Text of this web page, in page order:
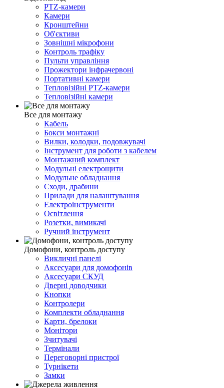
PTZ-камери
Камери
Кронштейни
Об'єктиви
Зовнішні мікрофони
Контроль трафіку
Пульти управління
Прожектори інфрачервоні
Портативні камери
Тепловізійні PTZ-камери
Тепловізійні камери
Все для монтажу
Кабель
Бокси монтажні
Вилки, колодки, подовжувачі
Інструмент для роботи з кабелем
Монтажний комплект
Модульні електрощити
Модульне обладнання
Сходи, драбини
Прилади для налаштування
Електроінструменти
Освітлення
Розетки, вимикачі
Ручний інструмент
Домофони, контроль доступу
Викличні панелі
Аксесуари для домофонів
Аксесуари СКУД
Дверні доводчики
Кнопки
Контролери
Комплекти обладнання
Карти, брелоки
Монітори
Зчитувачі
Термінали
Переговорні пристрої
Турнікети
Замки